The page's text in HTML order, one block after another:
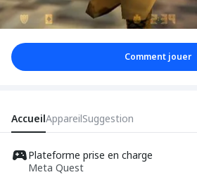
Comment jouer
AccueilAppareilSuggestion
Plateforme prise en charge
Meta Quest